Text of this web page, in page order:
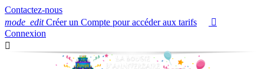
Contactez-nous
mode_edit Créer un Compte pour accéder aux tarifs

Connexion
